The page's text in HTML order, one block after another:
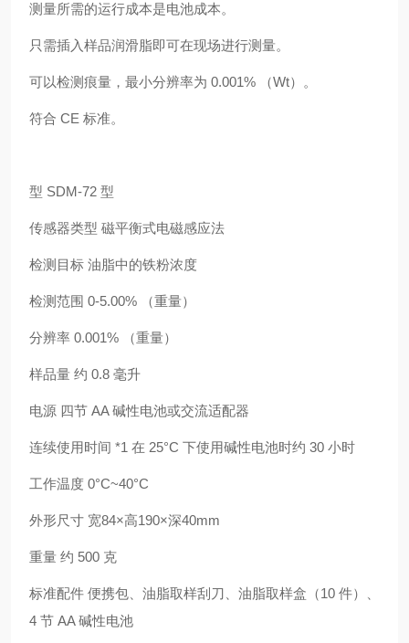
测量所需的运行成本是电池成本。
只需插入样品润滑脂即可在现场进行测量。
可以检测痕量，最小分辨率为 0.001% （Wt）。
符合 CE 标准。
型 SDM-72 型
传感器类型 磁平衡式电磁感应法
检测目标 油脂中的铁粉浓度
检测范围 0-5.00% （重量）
分辨率 0.001% （重量）
样品量 约 0.8 毫升
电源 四节 AA 碱性电池或交流适配器
连续使用时间 *1 在 25°C 下使用碱性电池时约 30 小时
工作温度 0°C~40°C
外形尺寸 宽84×高190×深40mm
重量 约 500 克
标准配件 便携包、油脂取样刮刀、油脂取样盒（10 件）、
4 节 AA 碱性电池